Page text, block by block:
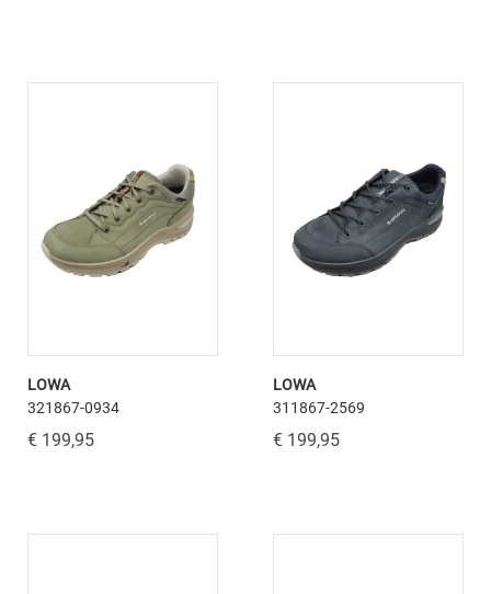
LOWA
321867-0934
€ 199,95
LOWA
311867-2569
€ 199,95